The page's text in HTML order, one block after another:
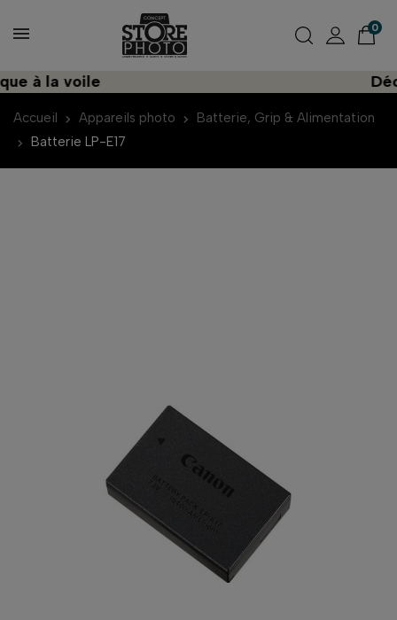
0
à la voile
Accueil Appareils photo
Batterie, Grip & Alimentation
Batterie LP-E17